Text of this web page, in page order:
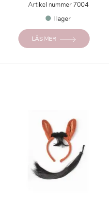
Artikel nummer 7004
I lager
LÄS MER